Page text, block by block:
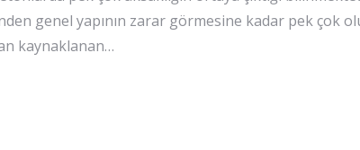
genel yapının zarar görmesine kadar pek çok
kaynaklanan…